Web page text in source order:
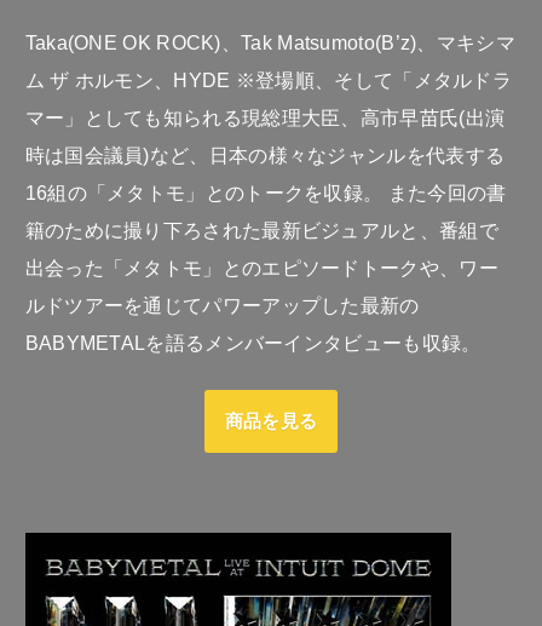
Taka(ONE OK ROCK)、Tak Matsumoto(B’z)、マキシマ
ム ザ ホルモン、HYDE ※登場順、そして「メタルドラ
マー」としても知られる現総理大臣、高市早苗氏(出演
時は国会議員)など、日本の様々なジャンルを代表する
16組の「メタトモ」とのトークを収録。 また今回の書
籍のために撮り下ろされた最新ビジュアルと、番組で
出会った「メタトモ」とのエピソードトークや、ワー
ルドツアーを通じてパワーアップした最新の
BABYMETALを語るメンバーインタビューも収録。
商品を見る